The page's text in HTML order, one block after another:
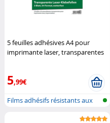
5 feuilles adhésives A4 pour
imprimante laser, transparentes
5,99€
Films adhésifs résistants aux